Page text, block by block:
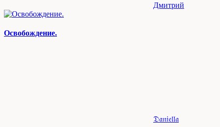
Дмитрий
Освобождение.
𝔇𝔞𝔫𝔦𝔢𝔩𝔩𝔞